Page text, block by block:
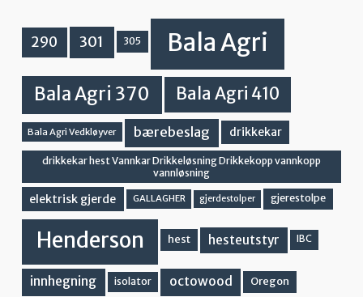
290 301 305 Bala Agri
Bala Agri 370 Bala Agri 410
Bala Agri Vedkløyver bærebeslag drikkekar
drikkekar hest Vannkar Drikkeløsning Drikkekopp vannkopp
vannløsning
elektrisk gjerde GALLAGHER gjerdestolper gjerestolpe
Henderson hest hesteutstyr IBC
innhegning isolator octowood Oregon